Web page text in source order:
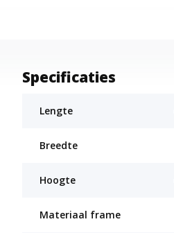
Specificaties
Lengte
Breedte
Hoogte
Materiaal frame